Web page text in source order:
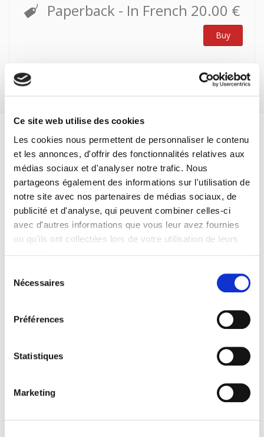
Ce site web utilise des cookies
Les cookies nous permettent de personnaliser le contenu
et les annonces, d'offrir des fonctionnalités relatives aux
médias sociaux et d'analyser notre trafic. Nous
partageons également des informations sur l'utilisation de
notre site avec nos partenaires de médias sociaux, de
publicité et d'analyse, qui peuvent combiner celles-ci
avec d'autres informations que vous leur avez fournies
ou qu'ils ont collectées lors de votre utilisation de leurs
Nécessaires
Préférences
Statistiques
Marketing
Paperback - In French 20.00 €
Buy
Specifications
Formats
Contents
Specifications
Presses de Sciences Po
Journal
22600965
French
>International>Latin America